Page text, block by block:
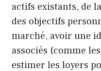
actifs existants, de
des objectifs
marché, avoir une
associés (comme les
estimer les loyers